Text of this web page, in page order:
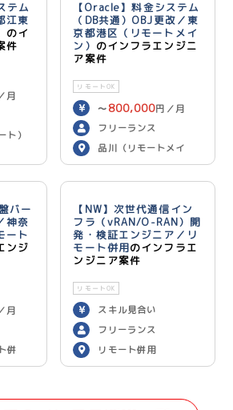
テム
江東
のイ
件
月
ト）
【Oracle】料金システム
（DB共通）OBJ更改／東
京都港区（リモートメイ
ン） のインフラエンジニ
ア案件
リモートOK
〜 800,000円／月
フリーランス
品川（リモートメイ
ン）
バー
神奈
ート
ンジ
月
併
【NW】次世代通信イン
フラ（vRAN/O-RAN）開
発・検証エンジニア／リ
モート併用のインフラエ
ンジニア案件
リモートOK
スキル見合い
フリーランス
リモート併用